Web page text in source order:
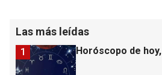
Las más leídas
Horóscopo de
1